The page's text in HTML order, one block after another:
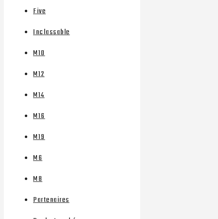
Five
Inclassable
M10
M12
M14
M16
M19
M6
M8
Partenaires